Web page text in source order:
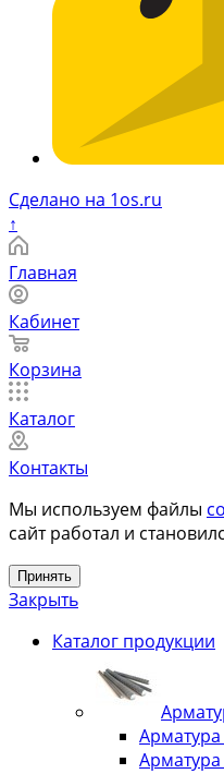
Сделано на 1os.ru
↑
Главная
Кабинет
Корзина
Каталог
Контакты
Мы используем файлы
сайт работал и
Принять
Закрыть
Каталог продукции